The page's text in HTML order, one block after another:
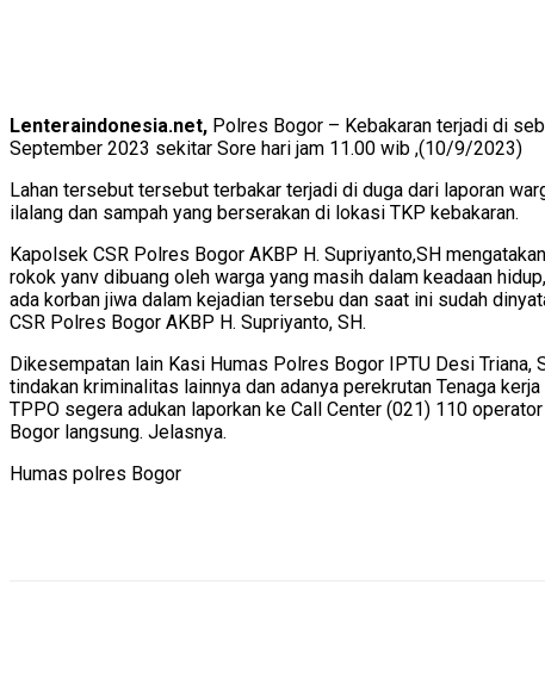
Lenteraindonesia.net, Polres Bogor – Kebakaran terjadi di
September 2023 sekitar Sore hari jam 11.00 wib ,(10/9/2023)
Lahan tersebut tersebut terbakar terjadi di duga dari laporan
ilalang dan sampah yang berserakan di lokasi TKP kebakaran.
Kapolsek CSR Polres Bogor AKBP H. Supriyanto,SH
rokok yanv dibuang oleh warga yang masih dalam keadaan
ada korban jiwa dalam kejadian tersebu dan saat ini sudah
CSR Polres Bogor AKBP H. Supriyanto, SH.
Dikesempatan lain Kasi Humas Polres Bogor IPTU Desi Triana,
tindakan kriminalitas lainnya dan adanya perekrutan Tenaga
TPPO segera adukan laporkan ke Call Center (021) 110
Bogor langsung. Jelasnya.
Humas polres Bogor